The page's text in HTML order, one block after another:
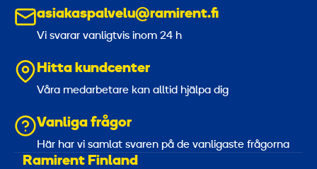
asiakaspalvelu@ramirent.fi
Vi svarar vanligtvis inom 24 h
Hitta kundcenter
Våra medarbetare kan alltid hjälpa dig
Vanliga frågor
Här har vi samlat svaren på de vanligaste frågorna
Ramirent Finland